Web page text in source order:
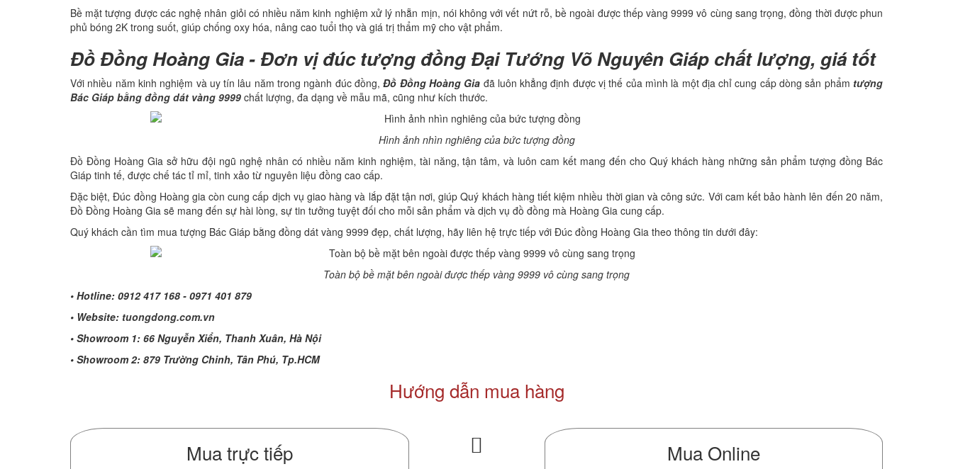
Bề mặt tượng được các nghệ nhân giỏi có nhiều năm kinh nghiệm xử lý nhẵn mịn, nói không với vết nứt rỗ, bề ngoài được thếp vàng 9999 vô cùng sang trọng, đồng thời được phun
phủ bóng 2K trong suốt, giúp chống oxy hóa, nâng cao tuổi thọ và giá trị thẩm mỹ cho vật phẩm.
Đồ Đồng Hoàng Gia - Đơn vị đúc tượng đồng Đại Tướng Võ Nguyên Giáp chất lượng, giá tốt
Với nhiều năm kinh nghiệm và uy tín lâu năm trong ngành đúc đồng,Đồ Đồng Hoàng Gia đã luôn khẳng định được vị thế của mình là một địa chỉ cung cấp dòng sản phẩm tượng
Bác Giáp bằng đồng dát vàng 9999 chất lượng, đa dạng về mẫu mã, cũng như kích thước.
Hình ảnh nhìn nghiêng của bức tượng đồng
Đồ Đồng Hoàng Gia sở hữu đội ngũ nghệ nhân có nhiều năm kinh nghiệm, tài năng, tận tâm, và luôn cam kết mang đến cho Quý khách hàng những sản phẩm tượng đồng Bác
Giáp tinh tế, được chế tác tỉ mỉ, tinh xảo từ nguyên liệu đồng cao cấp.
Đặc biệt, Đúc đồng Hoàng gia còn cung cấp dịch vụ giao hàng và lắp đặt tận nơi, giúp Quý khách hàng tiết kiệm nhiều thời gian và công sức. Với cam kết bảo hành lên đến 20 năm,
Đồ Đồng Hoàng Gia sẽ mang đến sự hài lòng, sự tin tưởng tuyệt đối cho mỗi sản phẩm và dịch vụ đồ đồng mà Hoàng Gia cung cấp.
Quý khách cần tìm mua tượng Bác Giáp bằng đồng dát vàng 9999 đẹp, chất lượng, hãy liên hệ trực tiếp với Đúc đồng Hoàng Gia theo thông tin dưới đây:
Toàn bộ bề mặt bên ngoài được thếp vàng 9999 vô cùng sang trọng
• Hotline: 0912 417 168 - 0971 401 879
• Website: tuongdong.com.vn
• Showroom 1: 66 Nguyễn Xiển, Thanh Xuân, Hà Nội
• Showroom 2: 879 Trường Chinh, Tân Phú, Tp.HCM
Hướng dẫn mua hàng
Mua trực tiếp Mua Online